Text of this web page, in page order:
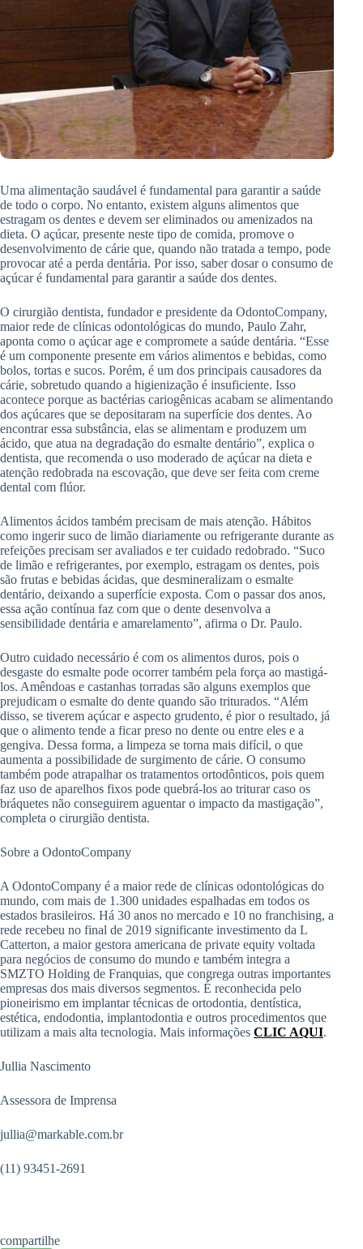
Uma alimentação saudável é fundamental para garantir a saúde
de todo o corpo. No entanto, existem alguns alimentos que
estragam os dentes e devem ser eliminados ou amenizados na
dieta. O açúcar, presente neste tipo de comida, promove o
desenvolvimento de cárie que, quando não tratada a tempo, pode
provocar até a perda dentária. Por isso, saber dosar o consumo de
açúcar é fundamental para garantir a saúde dos dentes.
O cirurgião dentista, fundador e presidente da OdontoCompany,
maior rede de clínicas odontológicas do mundo, Paulo Zahr,
aponta como o açúcar age e compromete a saúde dentária. “Esse
é um componente presente em vários alimentos e bebidas, como
bolos, tortas e sucos. Porém, é um dos principais causadores da
cárie, sobretudo quando a higienização é insuficiente. Isso
acontece porque as bactérias cariogênicas acabam se alimentando
dos açúcares que se depositaram na superfície dos dentes. Ao
encontrar essa substância, elas se alimentam e produzem um
ácido, que atua na degradação do esmalte dentário”, explica o
dentista, que recomenda o uso moderado de açúcar na dieta e
atenção redobrada na escovação, que deve ser feita com creme
dental com flúor.
Alimentos ácidos também precisam de mais atenção. Hábitos
como ingerir suco de limão diariamente ou refrigerante durante as
refeições precisam ser avaliados e ter cuidado redobrado. “Suco
de limão e refrigerantes, por exemplo, estragam os dentes, pois
são frutas e bebidas ácidas, que desmineralizam o esmalte
dentário, deixando a superfície exposta. Com o passar dos anos,
essa ação contínua faz com que o dente desenvolva a
sensibilidade dentária e amarelamento”, afirma o Dr. Paulo.
Outro cuidado necessário é com os alimentos duros, pois o
desgaste do esmalte pode ocorrer também pela força ao mastigá-
los. Amêndoas e castanhas torradas são alguns exemplos que
prejudicam o esmalte do dente quando são triturados. “Além
disso, se tiverem açúcar e aspecto grudento, é pior o resultado, já
que o alimento tende a ficar preso no dente ou entre eles e a
gengiva. Dessa forma, a limpeza se torna mais difícil, o que
aumenta a possibilidade de surgimento de cárie. O consumo
também pode atrapalhar os tratamentos ortodônticos, pois quem
faz uso de aparelhos fixos pode quebrá-los ao triturar caso os
bráquetes não conseguirem aguentar o impacto da mastigação”,
completa o cirurgião dentista.
Sobre a OdontoCompany
A OdontoCompany é a maior rede de clínicas odontológicas do
mundo, com mais de 1.300 unidades espalhadas em todos os
estados brasileiros. Há 30 anos no mercado e 10 no franchising, a
rede recebeu no final de 2019 significante investimento da L
Catterton, a maior gestora americana de private equity voltada
para negócios de consumo do mundo e também integra a
SMZTO Holding de Franquias, que congrega outras importantes
empresas dos mais diversos segmentos. É reconhecida pelo
pioneirismo em implantar técnicas de ortodontia, dentística,
estética, endodontia, implantodontia e outros procedimentos que
utilizam a mais alta tecnologia. Mais informações CLIC AQUI.
Jullia Nascimento
Assessora de Imprensa
jullia@markable.com.br
(11) 93451-2691
compartilhe